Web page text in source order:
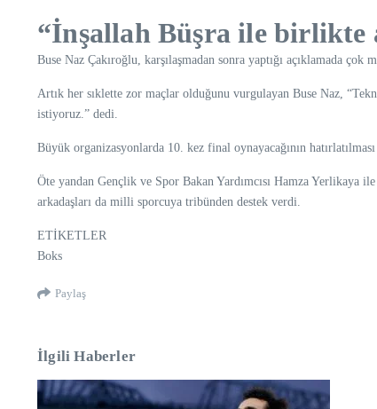
“İnşallah Büşra ile birlikte
Buse Naz Çakıroğlu, karşılaşmadan sonra yaptığı açıklamada
Artık her sıklette zor maçlar olduğunu vurgulayan Buse Naz,
istiyoruz.” dedi.
Büyük organizasyonlarda 10. kez final oynayacağının
Öte yandan Gençlik ve Spor Bakan Yardımcısı Hamza Yerlikaya
arkadaşları da milli sporcuya tribünden destek verdi.
ETİKETLER
Boks
Paylaş
İlgili Haberler